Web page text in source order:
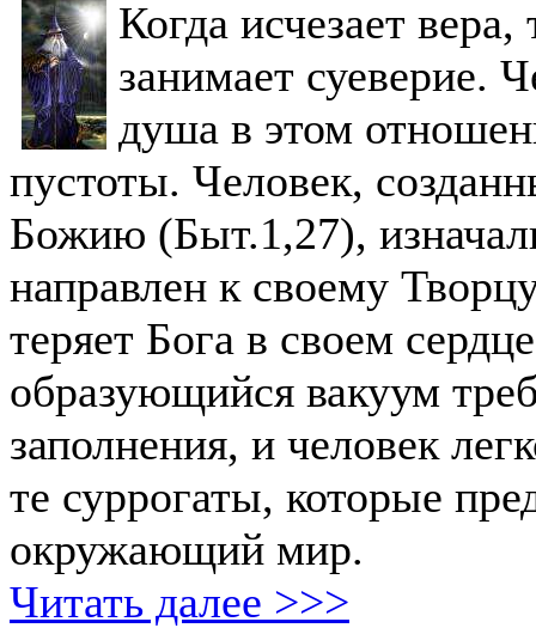
Когда исчезает вера,
занимает суеверие.
душа в этом
пустоты. Человек,
Божию (Быт.1,27),
направлен к своему
теряет Бога в своем
образующийся вакуум
заполнения, и человек
те суррогаты, которые
окружающий мир.
Читать далее >>>